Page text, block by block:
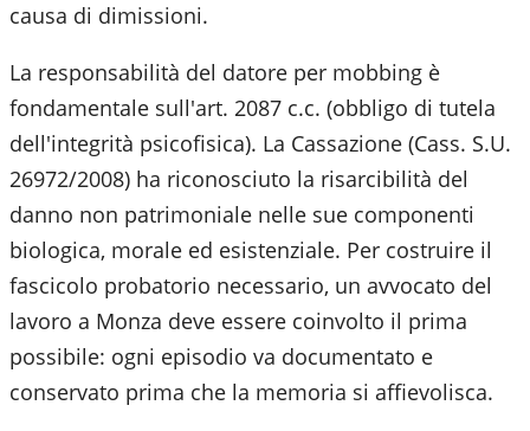
causa di dimissioni.
La responsabilità del datore per mobbing è
fondamentale sull'art. 2087 c.c. (obbligo di tutela
dell'integrità psicofisica). La Cassazione (Cass. S.U.
26972/2008) ha riconosciuto la risarcibilità del
danno non patrimoniale nelle sue componenti
biologica, morale ed esistenziale. Per costruire il
fascicolo probatorio necessario, un avvocato del
lavoro a Monza deve essere coinvolto il prima
possibile: ogni episodio va documentato e
conservato prima che la memoria si affievolisca.